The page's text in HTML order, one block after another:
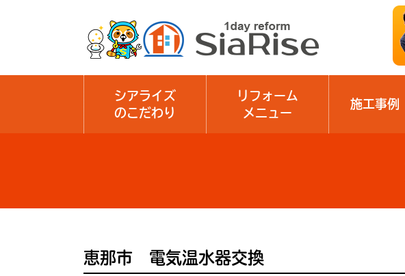
シアライズ
のこだわり
リフォーム
メニュー
施工事例
恵那市 電気温水器交換